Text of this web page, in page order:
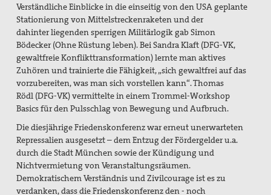
Verständliche Einblicke in die einseitigvon den USA geplante
Stationierung von Mittelstreckenraketen und der
dahinter liegenden sperrigen Militärlogik gab Simon
Bödecker (Ohne Rüstung leben). Bei Sandra Klaft (DFG-VK,
gewaltfreie Konflikttransformation) lernte man aktives
Zuhören und trainierte die Fähigkeit, „sich gewaltfrei auf das
vorzubereiten, was man sich vorstellen kann“. Thomas
Rödl (DFG-VK) vermittelte in einem Trommel-Workshop
Basics für den Pulsschlag von Bewegung und Aufbruch.
Die diesjährige Friedenskonferenz warerneut unerwarteten
Repressalienausgesetzt – dem Entzug der Fördergelder u.a.
durch die Stadt München sowie der Kündigung und
Nichtvermietung von Veranstaltungsräumen.
Demokratischem Verständnis und Zivilcourage ist es zu
verdanken, dass die Friedenskonferenz den - noch